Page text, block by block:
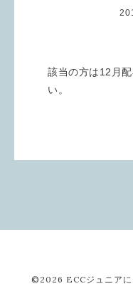
該当の方は12月
い。
©2026 ECCジュニア